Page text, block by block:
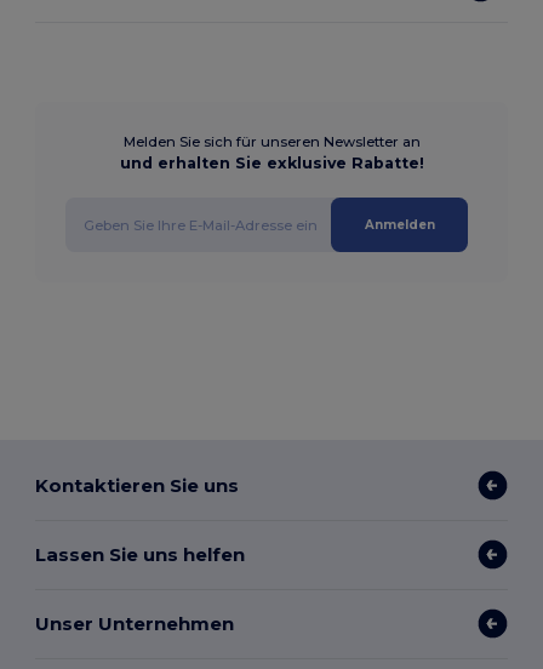
Melden Sie sich für unseren Newsletter an
und erhalten Sie exklusive Rabatte!
Anmelden
Kontaktieren Sie uns
Lassen Sie uns helfen
Unser Unternehmen